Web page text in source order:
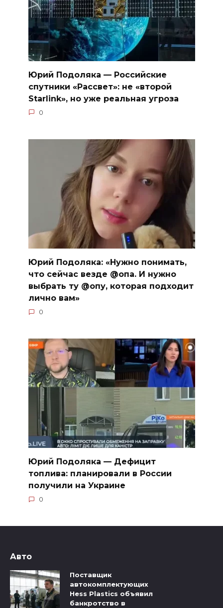
Юрий Подоляка — Российские
спутники «Рассвет»: не «второй
Starlink», но уже реальная угроза
0
Юрий Подоляка: «Нужно понимать,
что сейчас везде @опа. И нужно
выбрать ту @опу, которая подходит
лично вам»
0
Юрий Подоляка — Дефицит
топлива: планировали в России
получили на Украине
0
Авто
Поставщик
автокомплектующих
Hess Plastics объявил
банкротство в